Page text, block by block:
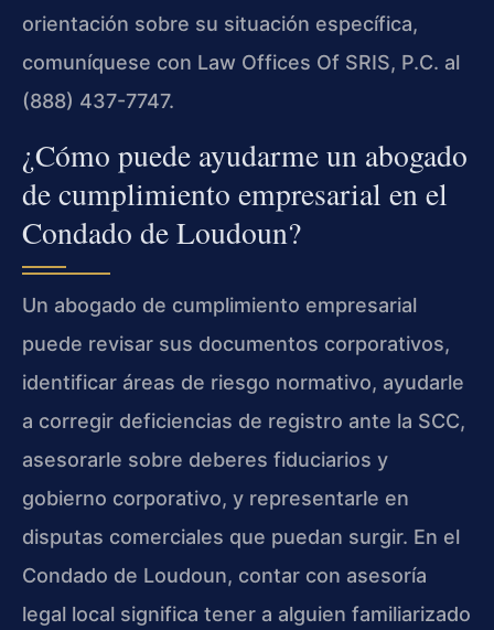
orientación sobre su situación específica,
comuníquese con Law Offices Of SRIS, P.C. al
(888) 437-7747.
¿Cómo puede ayudarme un abogado
de cumplimiento empresarial en el
Condado de Loudoun?
Un abogado de cumplimiento empresarial
puede revisar sus documentos corporativos,
identificar áreas de riesgo normativo, ayudarle
a corregir deficiencias de registro ante la SCC,
asesorarle sobre deberes fiduciarios y
gobierno corporativo, y representarle en
disputas comerciales que puedan surgir. En el
Condado de Loudoun, contar con asesoría
legal local significa tener a alguien familiarizado